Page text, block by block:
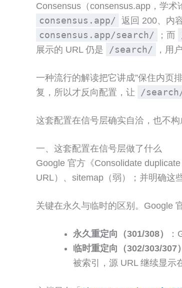
Consensus（consensus.app，学术
consensus.app/ 返回 200、内
consensus.app/search/ ；而
展示的 URL 仍是
/search/ ，用
一种流行的解读把它讲成”保住内页
复，所以才反向配置，让
/
这套配置在信号层确实自洽，也不构
一、这套配置在信号层做了什么
Google 官方《Consolidate
URL）、sitemap（弱）；并明确这
关键在永久与临时的区别。Google
永久重定向（301/308）
临时重定向（302/303/307）
被索引，源 URL 继续显示